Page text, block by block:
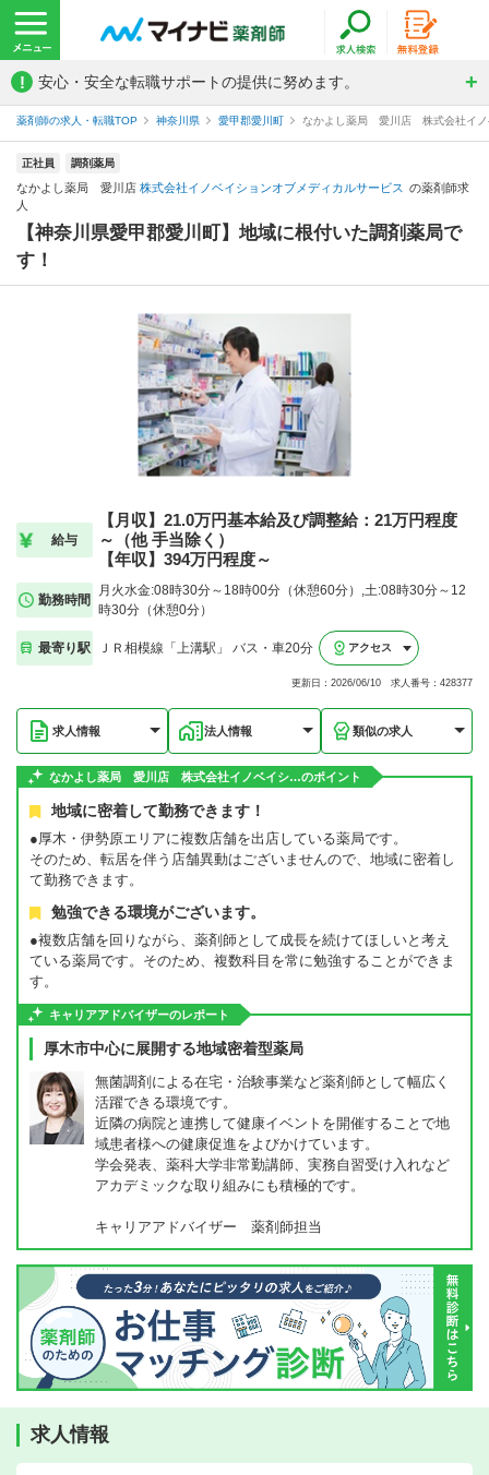
! 安心・安全な転職サポートの提供に努めます。
薬剤師の求人・転職TOP 神奈川県 愛甲郡愛川町 なかよし薬局 愛川店 株式会社イノ
正社員 調剤薬局
なかよし薬局 愛川店 株式会社イノベイションオブメディカルサービス の薬剤師求
人
【神奈川県愛甲郡愛川町】地域に根付いた調剤薬局で
す！
給与
【月収】21.0万円基本給及び調整給：21万円程度
～（他 手当除く）
【年収】394万円程度～
勤務時間
月火水金:08時30分～18時00分（休憩60分）,土:08時30分～12
時30分（休憩0分）
最寄り駅 ＪＲ相模線「上溝駅」 バス・車20分 アクセス
更新日：2026/06/10 求人番号：428377
求人情報 法人情報 類似の求人
なかよし薬局 愛川店 株式会社イノベイシ…のポイント
地域に密着して勤務できます！
●厚木・伊勢原エリアに複数店舗を出店している薬局です。
そのため、転居を伴う店舗異動はございませんので、地域に密着し
て勤務できます。
勉強できる環境がございます。
●複数店舗を回りながら、薬剤師として成長を続けてほしいと考え
ている薬局です。そのため、複数科目を常に勉強することができま
す。
キャリアアドバイザーのレポート
厚木市中心に展開する地域密着型薬局
無菌調剤による在宅・治験事業など薬剤師として幅広く
活躍できる環境です。
近隣の病院と連携して健康イベントを開催することで地
域患者様への健康促進をよびかけています。
学会発表、薬科大学非常勤講師、実務自習受け入れなど
アカデミックな取り組みにも積極的です。
キャリアアドバイザー 薬剤師担当
求人情報